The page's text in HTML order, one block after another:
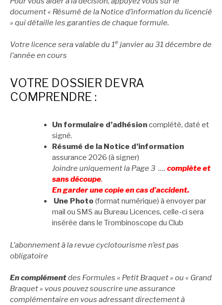
document « Résumé de la Notice d’information du licencié
» qui détaille les garanties de chaque formule.
Votre licence sera valable du 1e janvier au 31 décembre de
l’année en cours
VOTRE DOSSIER DEVRA
COMPRENDRE :
Un formulaire d’adhésioncomplété, daté et
signé.
Résumé de la Notice d’information
assurance 2026 (à signer)
Joindre uniquement la Page 3 …. complète et
sans découpe.
En garder une copie en cas d’accident.
Une Photo (format numérique) à envoyer par
mail ou SMS au Bureau Licences, celle-ci sera
insérée dans le Trombinoscope du Club
L’abonnement à la revue cyclotourisme n’est pas
obligatoire
En complémentdes Formules « Petit Braquet » ou « Grand
Braquet » vous pouvez souscrire une assurance
complémentaire en vous adressant directement à